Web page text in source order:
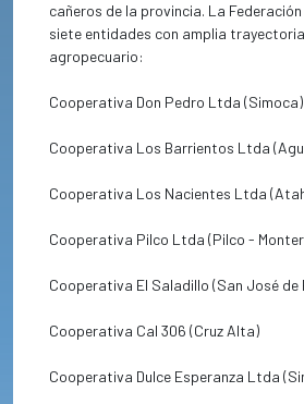
cañeros de la provincia. La
siete entidades con amplia
agropecuario:
Cooperativa Don Pedro Ltda (Simoca)
Cooperativa Los Barrientos Ltda
Cooperativa Los Nacientes Ltda
Cooperativa Pilco Ltda (Pilco -
Cooperativa El Saladillo (San José de
Cooperativa Cal 306 (Cruz Alta)
Cooperativa Dulce Esperanza Ltda